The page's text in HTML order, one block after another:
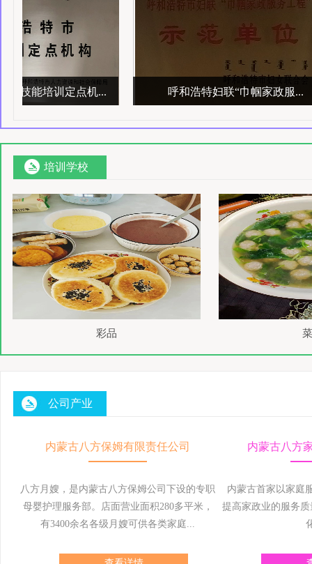
能培训定点机... 呼和浩特妇联“巾帼家政服...
能培训定点机... 呼和浩特妇联“巾帼家政服...
培训学校
彩品
公司产业
内蒙古八方保姆有限责任公司
八方月嫂，是内蒙古八方保姆公司下设的专职
母婴护理服务部。店面营业面积280多平米，
有3400余名各级月嫂可供各类家庭...
内蒙古八方
内蒙古首家以家庭
提高家政业的服务